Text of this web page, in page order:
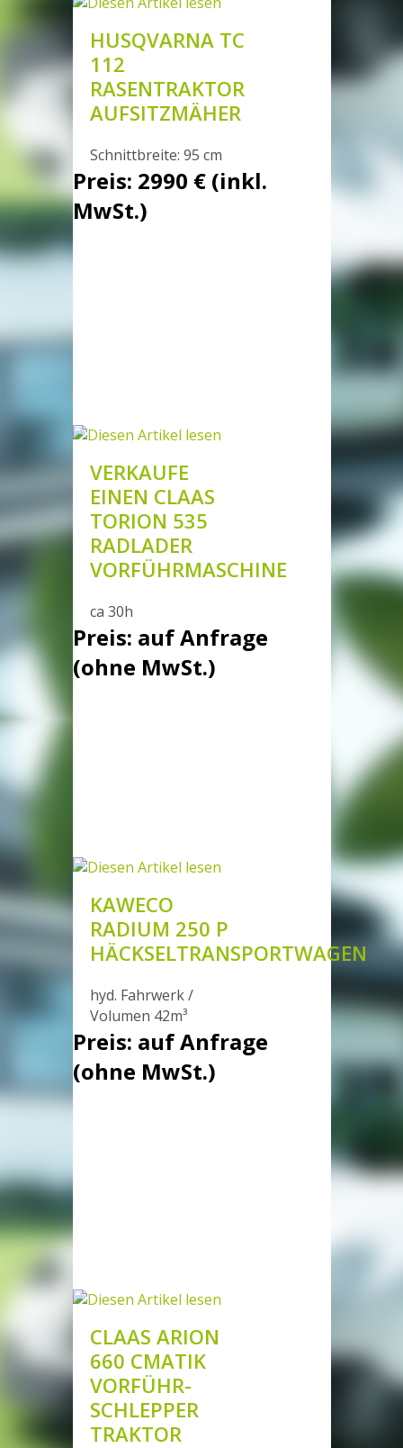
HUSQVARNA TC
112
RASENTRAKTOR
AUFSITZMÄHER
Schnittbreite: 95 cm
Preis: 2990 € (inkl.
MwSt.)
VERKAUFE
EINEN CLAAS
TORION 535
RADLADER
VORFÜHRMASCHINE
ca 30h
Preis: auf Anfrage
(ohne MwSt.)
KAWECO
RADIUM 250 P
HÄCKSELTRANSPORTWAGEN
hyd. Fahrwerk /
Volumen 42m³
Preis: auf Anfrage
(ohne MwSt.)
CLAAS ARION
660 CMATIK
VORFÜHR-
SCHLEPPER
TRAKTOR